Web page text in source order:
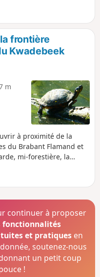
frontière
Kwadebeek
m
à proximité de la
du Brabant Flamand et
mi-forestière, la
les km 9 et 10
et d'autre du carrefour
continuer à proposer
fonctionnalités
et pratiques en
soutenez-nous
un petit coup
!